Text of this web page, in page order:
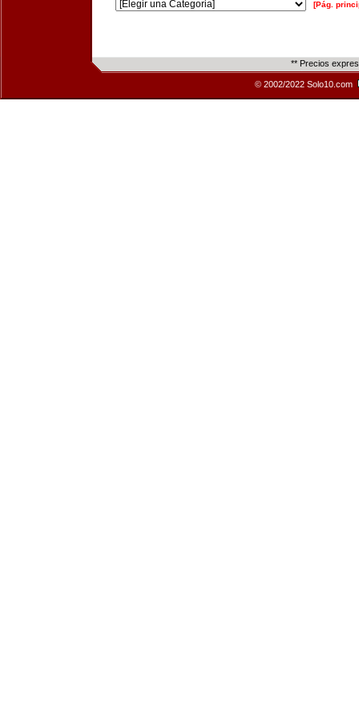
[Pág.
** Precios
© 2002/2022 Solo10.com